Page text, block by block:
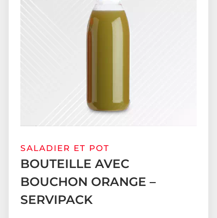
SALADIER ET POT
BOUTEILLE AVEC
BOUCHON ORANGE –
SERVIPACK